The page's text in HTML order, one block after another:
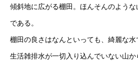
傾斜地に広がる棚田。ほんそんのよう
である。
棚田の良さはなんといっても、綺麗な水
生活雑排水が一切入り込んでいない山